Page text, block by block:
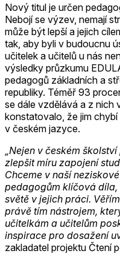
Nový titul je určen
Nebojí se výzev, nemají
může být lepší a jejich
tak, aby byli v budoucnu
učitelek a učitelů u nás
výsledky průzkumu
pedagogů základních a
republiky. Téměř 93
se dále vzdělává a z nich
konstatovalo, že jim
v českém jazyce.
„Nejen v českém
zlepšit míru zapojení
Chceme v naší
pedagogům klíčová
světě v jejich práci.
právě tím nástrojem,
učitelkám a učitelům
inspirace pro dosažení
zakladatel projektu Čtení